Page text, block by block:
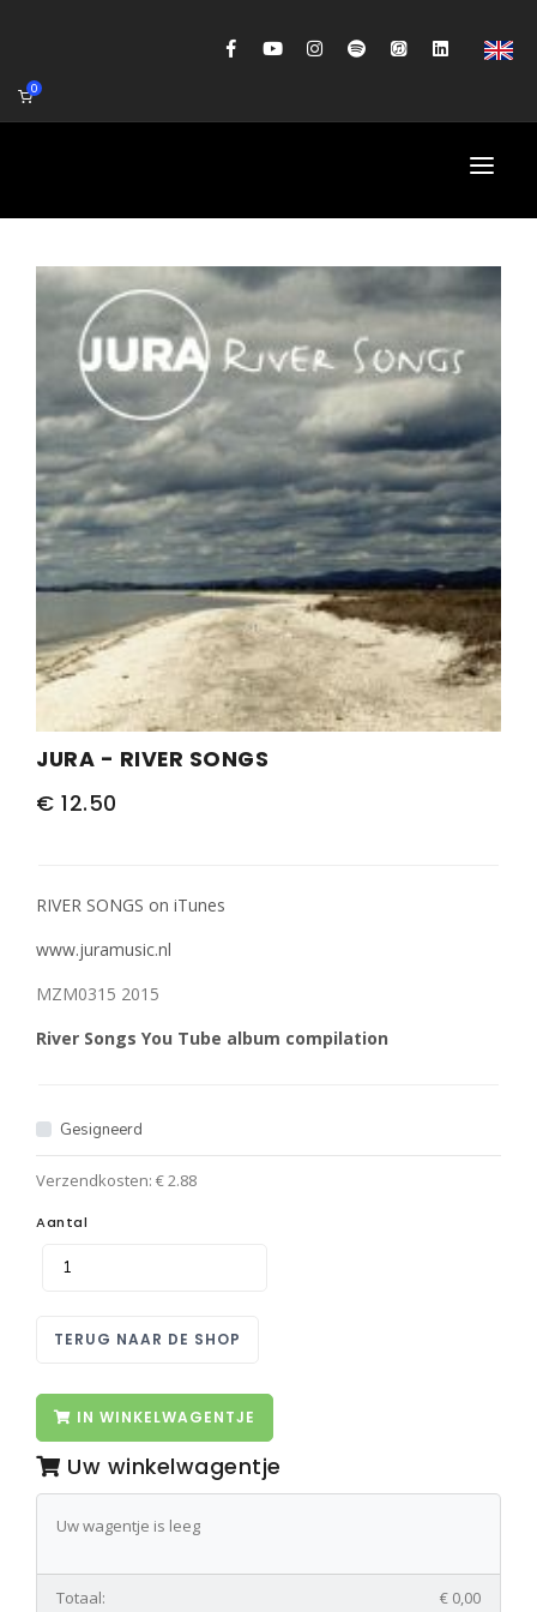
0
AGENDA
BIOGRAFIE
GITAARWORKSHOP
BANDCOACHING
SHOP
PERS
COLUMNS
MEDIA
NIEUWS
JURA - RIVER SONGS
€ 12.50
RIVER SONGS on iTunes
www.juramusic.nl
MZM0315 2015
River Songs You Tube album compilation
Gesigneerd
Verzendkosten: € 2.88
Aantal
TERUG NAAR DE SHOP
IN WINKELWAGENTJE
Uw winkelwagentje
Uw wagentje is leeg
Totaal: € 0,00